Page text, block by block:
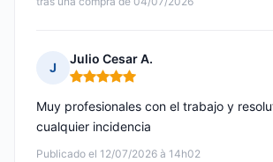
J
Julio Cesar A.
Nota: 5 de 5
Publicado el 12/07/2026 à 14h02
Muy profesionales con el trabajo y
cualquier incidencia